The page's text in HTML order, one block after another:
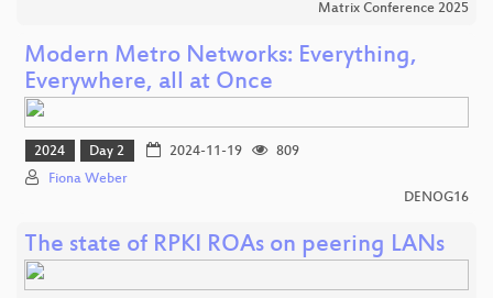
Matrix Conference 2025
Modern Metro Networks: Everything,
Everywhere, all at Once
2024 Day 2 2024-11-19
809
Fiona Weber
DENOG16
The state of RPKI ROAs on peering LANs